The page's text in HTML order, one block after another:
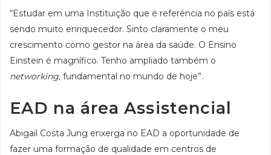
“Estudar em uma Instituição que é referência no país está
sendo muito enriquecedor. Sinto claramente o meu
crescimento como gestor na área da saúde. O Ensino
Einstein é magnífico. Tenho ampliado também o
networking, fundamental no mundo de hoje”.
EAD na área Assistencial
Abigail Costa Jung enxerga no EAD a oportunidade de
fazer uma formação de qualidade em centros de